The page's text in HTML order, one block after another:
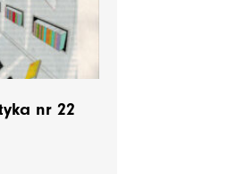
nr 22